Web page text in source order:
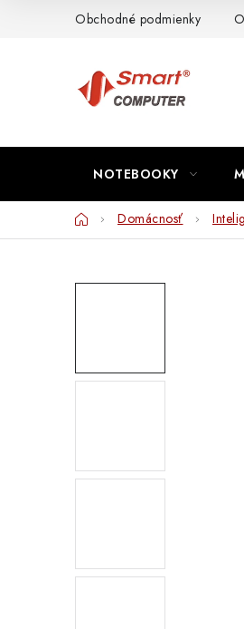
Obchodné podmienky
NOTEBOOKY
DomovDomácnosť